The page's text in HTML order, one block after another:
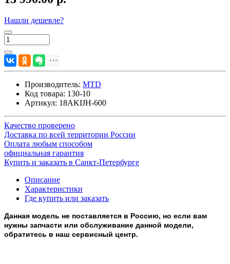
Нашли дешевле?
Производитель: MTD
Код товара: 130-10
Артикул: 18AKIJH-600
Качество проверено
Доставка по всей территории России
Оплата любым способом
официальная гарантия
Купить и заказать в Санкт-Петербурге
Описание
Характеристики
Где купить или заказать
Данная модель не поставляется в Россию, но если вам
нужны запчасти или обслуживание данной модели,
обратитесь в наш сервисный центр.